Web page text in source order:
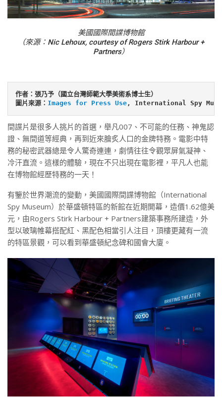
美國國際間諜博物館
（來源：Nic Lehoux, courtesy of Rogers Stirk Harbour +
Partners）
作者：張乃予（國立台灣師範大學美術系博士生）
圖片來源： Images for Press Use
間諜片是很多人挑片的首選，舉凡007、不可能的任務、神鬼認
證、無間道等經典，再到近來膾炙人口的金牌特務。電影中特
務的秘密武器總是令人驚奇連連，劇情往往令觀眾屏氣凝神、
冷汗直流。這樣的體驗，現在不只出現在電影裡，平凡人也能
在博物館經歷特務的一天！
有鑒於世界潮流的變動，美國國際間諜博物館（International
Spy Museum）於華盛頓特區的新館在近期開幕，造價1.62億美
元，由Rogers Stirk Harbour + Partners建築事務所建造，外
型以玻璃帷幕搭配紅、黑配色相當引人注目，頂樓更藏有一流
的特區景觀，可以看到華盛頓紀念碑和國會大廈。